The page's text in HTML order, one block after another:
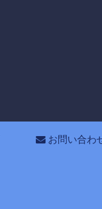
お問い合わ